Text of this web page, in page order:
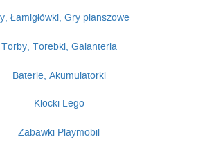
Łamigłówki, Gry planszowe
Torby, Torebki, Galanteria
Baterie, Akumulatorki
Klocki Lego
Zabawki Playmobil